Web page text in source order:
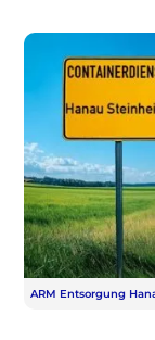
ARM Entsorgung